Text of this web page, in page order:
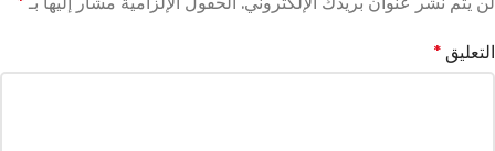
التعليق *